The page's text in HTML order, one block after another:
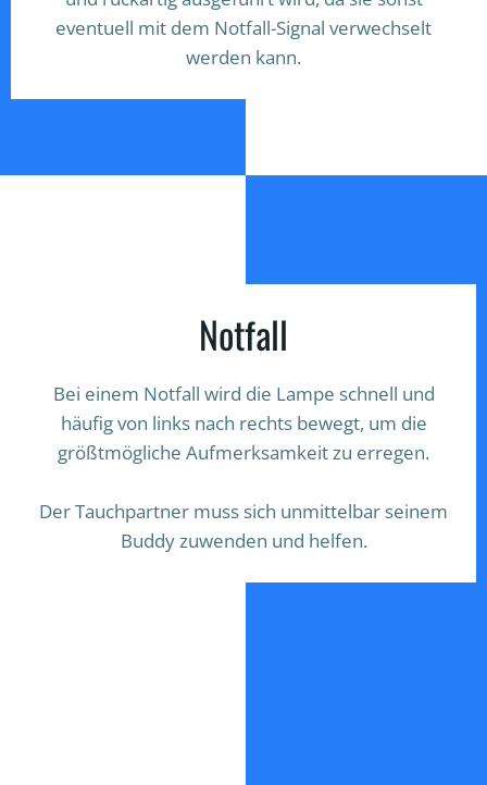
eventuell mit dem Notfall-Signal verwechselt
werden kann.
Notfall
Bei einem Notfall wird die Lampe schnell und
häufig von links nach rechts bewegt, um die
größtmögliche Aufmerksamkeit zu erregen.
Der Tauchpartner muss sich unmittelbar seinem
Buddy zuwenden und helfen.